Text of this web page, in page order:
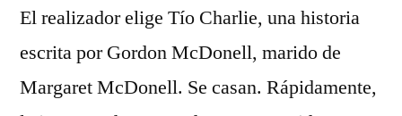
El realizador elige Tío Charlie, una historia
escrita por Gordon McDonell, marido de
Margaret McDonell. Se casan. Rápidamente,